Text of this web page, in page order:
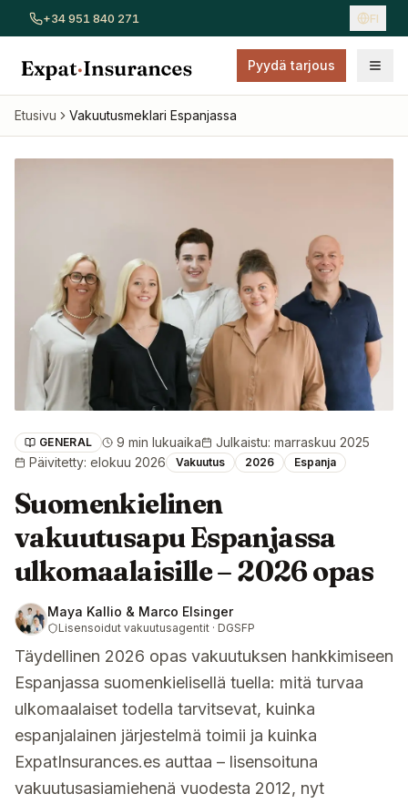
+34 951 840 271 FI
Pyydä tarjous
Näytä kaikki vakuutukset Autovakuutus
Etusivu Vakuutusmeklari Espanjassa
GENERAL 9 min lukuaika Julkaistu:marraskuu 2025
Päivitetty: elokuu 2026 Vakuutus 2026 Espanja
Suomenkielinen
vakuutusapu Espanjassa
ulkomaalaisille – 2026 opas
Maya Kallio & Marco Elsinger
Lisensoidut vakuutusagentit · DGSFP
Täydellinen 2026 opas vakuutuksen hankkimiseen
Espanjassa suomenkielisellä tuella: mitä turvaa
ulkomaalaiset todella tarvitsevat, kuinka
espanjalainen järjestelmä toimii ja kuinka
ExpatInsurances.es auttaa – lisensoituna
vakuutusasiamiehenä vuodesta 2012, nyt